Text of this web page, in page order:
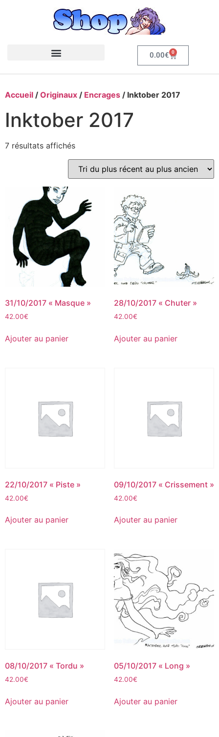
0.00€ 0
Accueil / Originaux / Encrages / Inktober 2017
Inktober 2017
7 résultats affichés
31/10/2017 « Masque »
42.00€
Ajouter au panier
28/10/2017 « Chuter »
42.00€
Ajouter au panier
22/10/2017 « Piste »
42.00€
Ajouter au panier
09/10/2017 « Crissement »
42.00€
Ajouter au panier
08/10/2017 « Tordu »
42.00€
Ajouter au panier
05/10/2017 « Long »
42.00€
Ajouter au panier